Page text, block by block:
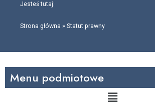
Jesteś tutaj:
Strona główna » Statut prawny
Menu podmiotowe
Menu